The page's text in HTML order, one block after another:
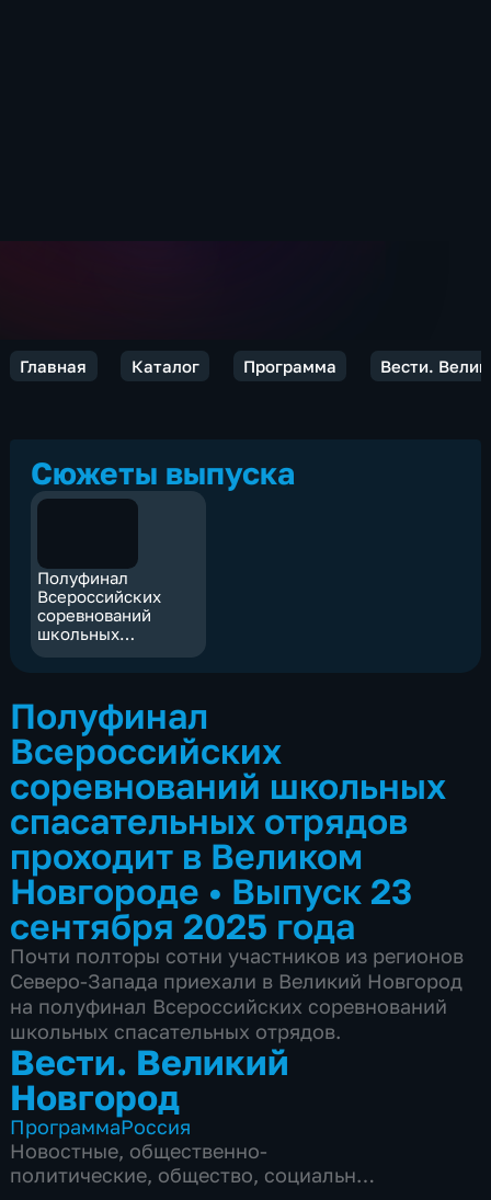
Главная Каталог Программа Вести.
Сюжеты выпуска
Полуфинал
Всероссийских
соревнований
школьных
спасательных
Новгороде
Полуфинал
Всероссийских
соревнований школьных
спасательных отрядов
проходит в Великом
Новгороде • Выпуск 23
сентября 2025 года
Почти полторы сотни участников из регионов
Северо-Запада приехали в Великий Новгород
на полуфинал Всероссийских соревнований
школьных спасательных отрядов.
Вести. Великий
Новгород
ПрограммаРоссия
Новостные, общественно-
политические, общество, социально-